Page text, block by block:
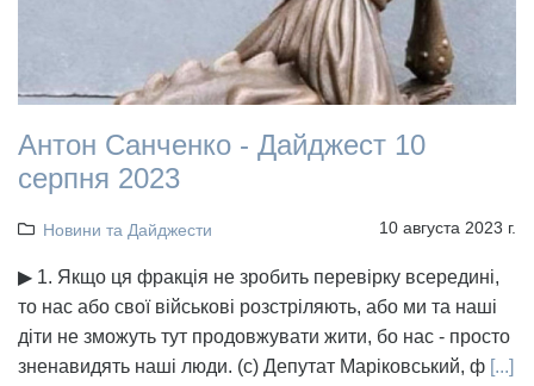
Антон Санченко - Дайджест 10
серпня 2023
Новини та Дайджести 10 августа 2023 г.
▶ 1. Якщо ця фракція не зробить перевірку всередині,
то нас або свої військові розстріляють, або ми та наші
діти не зможуть тут продовжувати жити, бо нас - просто
зненавидять наші люди. (с) Депутат Маріковський, ф [...]